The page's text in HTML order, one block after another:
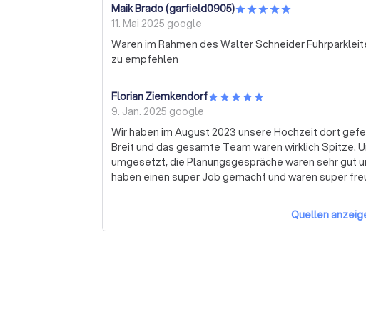
Maik Brado (garfield0905)
11. Mai 2025 google
Waren im Rahmen des Walter Schneider
zu empfehlen
Florian Ziemkendorf
9. Jan. 2025 google
Wir haben im August 2023 unsere Hochzeit dort
Breit und das gesamte Team waren wirklich Spitze.
umgesetzt, die Planungsgespräche waren sehr gut
haben einen super Job gemacht und waren super
Quellen